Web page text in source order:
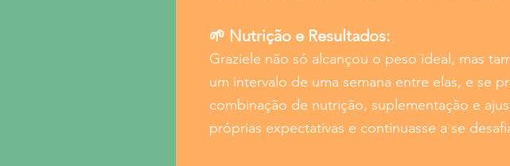
🌱 Nutrição e Resultados:
Graziele não só alcançou o peso ideal, mas
um intervalo de uma semana entre elas, e se
combinação de nutrição, suplementação e
próprias expectativas e continuasse a se